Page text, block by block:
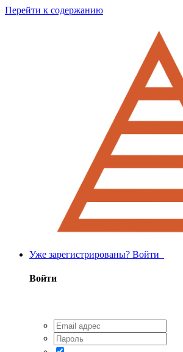
Перейти к содержанию
Уже зарегистрированы? Войти
Войти